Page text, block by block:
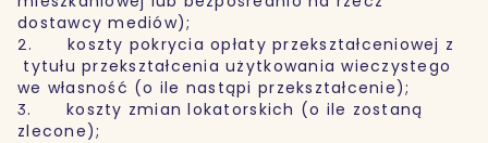
dostawcy mediów);
2. koszty pokrycia opłaty przekształceniowej z
tytułu przekształcenia użytkowania wieczystego
we własność (o ile nastąpi przekształcenie);
3. koszty zmian lokatorskich (o ile zostaną
zlecone);